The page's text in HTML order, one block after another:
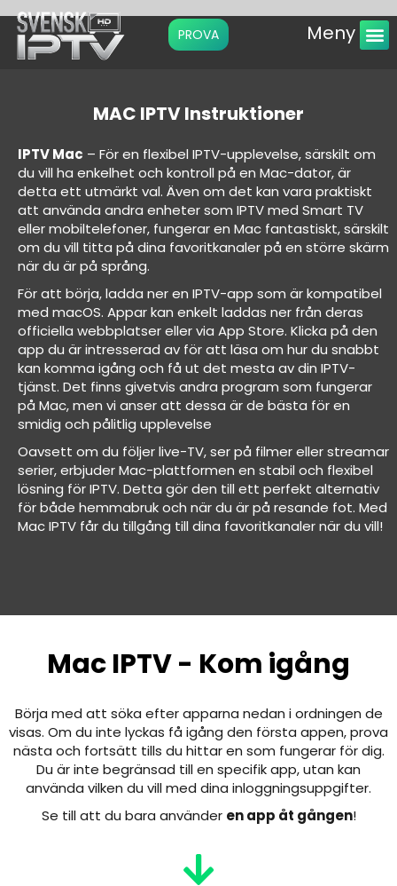
PROVA Meny
MAC IPTV Instruktioner
IPTV Mac – För en flexibel IPTV-upplevelse, särskilt om
du vill ha enkelhet och kontroll på en Mac-dator, är
detta ett utmärkt val. Även om det kan vara praktiskt
att använda andra enheter som IPTV med Smart TV
eller mobiltelefoner, fungerar en Mac fantastiskt, särskilt
om du vill titta på dina favoritkanaler på en större skärm
när du är på språng.
För att börja, ladda ner en IPTV-app som är kompatibel
med macOS. Appar kan enkelt laddas ner från deras
officiella webbplatser eller via App Store. Klicka på den
app du är intresserad av för att läsa om hur du snabbt
kan komma igång och få ut det mesta av din IPTV-
tjänst. Det finns givetvis andra program som fungerar
på Mac, men vi anser att dessa är de bästa för en
smidig och pålitlig upplevelse
Oavsett om du följer live-TV, ser på filmer eller streamar
serier, erbjuder Mac-plattformen en stabil och flexibel
lösning för IPTV. Detta gör den till ett perfekt alternativ
för både hemmabruk och när du är på resande fot. Med
Mac IPTV får du tillgång till dina favoritkanaler när du vill!
Mac IPTV - Kom igång
Börja med att söka efter apparna nedan i ordningen de
visas. Om du inte lyckas få igång den första appen, prova
nästa och fortsätt tills du hittar en som fungerar för dig.
Du är inte begränsad till en specifik app, utan kan
använda vilken du vill med dina inloggningsuppgifter.
Se till att du bara använder en app åt gången!